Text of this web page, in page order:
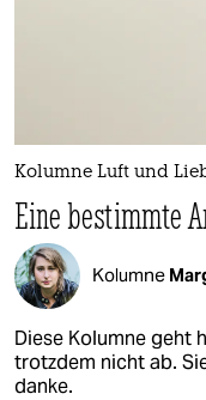
fragen & hilfe
unterstützen
abo
genossenschaft
epaper login
Kolumne Luft und
Eine bestimmte
Kolumne
Diese Kolumne geht
trotzdem nicht ab.
danke.